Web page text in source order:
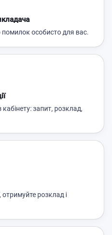
помилок особисто для вас.
запит, розклад,
отримуйте розклад і